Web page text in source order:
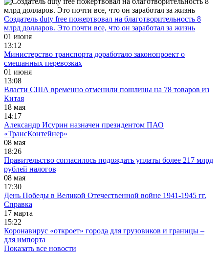
Создатель duty free пожертвовал на благотворительность 8
млрд долларов. Это почти все, что он заработал за жизнь
01 июня
13:12
Министерство транспорта доработало законопроект о
смешанных перевозках
01 июня
13:08
Власти США временно отменили пошлины на 78 товаров из
Китая
18 мая
14:17
Александр Исурин назначен президентом ПАО
«ТрансКонтейнер»
08 мая
18:26
Правительство согласилось подождать уплаты более 217 млрд
рублей налогов
08 мая
17:30
День Победы в Великой Отечественной войне 1941-1945 гг.
Справка
17 марта
15:22
Коронавирус «откроет» города для грузовиков и границы –
для импорта
Показать все новости